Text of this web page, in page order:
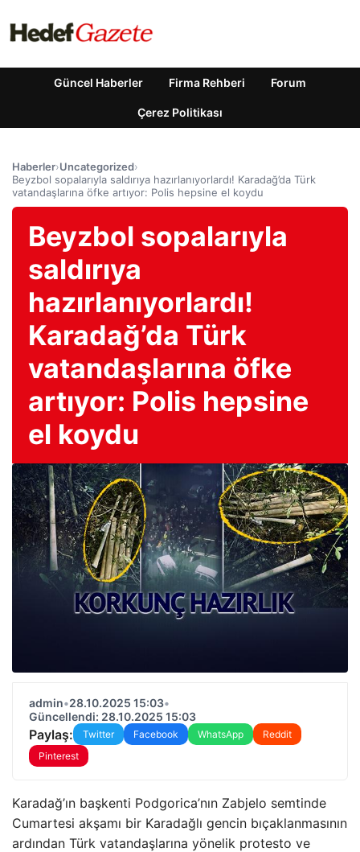
Güncel Haberler Firma Rehberi Forum
Çerez Politikası
Haberler›Uncategorized›
Beyzbol sopalarıyla saldırıya hazırlanıyorlardı! Karadağ’da Türk
vatandaşlarına öfke artıyor: Polis hepsine el koydu
Beyzbol sopalarıyla
saldırıya
hazırlanıyorlardı!
Karadağ’da Türk
vatandaşlarına öfke
artıyor: Polis hepsine
el koydu
admin•28.10.2025 15:03•
Güncellendi: 28.10.2025 15:03
Paylaş: Twitter Facebook WhatsApp
Reddit
Pinterest
Karadağ’ın başkenti Podgorica’nın Zabjelo semtinde
Cumartesi akşamı bir Karadağlı gencin bıçaklanmasının
ardından Türk vatandaşlarına yönelik protesto ve